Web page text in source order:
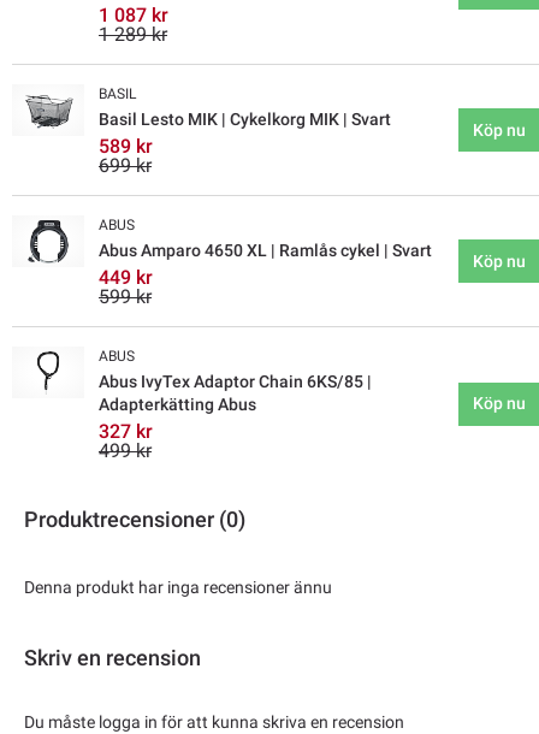
1 087 kr
1 289 kr
BASIL
Basil Lesto MIK | Cykelkorg MIK | Svart
589 kr
699 kr
Köp nu
ABUS
Abus Amparo 4650 XL | Ramlås cykel | Svart
449 kr
599 kr
Köp nu
ABUS
Abus IvyTex Adaptor Chain 6KS/85 |
Adapterkätting Abus
327 kr
499 kr
Köp nu
Produktrecensioner (0)
Denna produkt har inga recensioner ännu
Skriv en recension
Du måste logga in för att kunna skriva en recension